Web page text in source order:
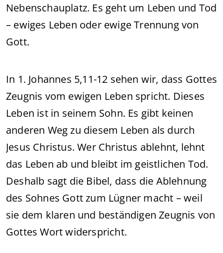
Nebenschauplatz. Es geht um Leben und Tod
– ewiges Leben oder ewige Trennung von
Gott.
In 1. Johannes 5,11-12 sehen wir, dass Gottes
Zeugnis vom ewigen Leben spricht. Dieses
Leben ist in seinem Sohn. Es gibt keinen
anderen Weg zu diesem Leben als durch
Jesus Christus. Wer Christus ablehnt, lehnt
das Leben ab und bleibt im geistlichen Tod.
Deshalb sagt die Bibel, dass die Ablehnung
des Sohnes Gott zum Lügner macht – weil
sie dem klaren und beständigen Zeugnis von
Gottes Wort widerspricht.